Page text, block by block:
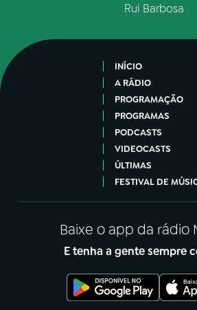
Rui Barbosa
INÍCIO
A RÁDIO
PROGRAMAÇÃO
PROGRAMAS
PODCASTS
VIDEOCASTS
ÚLTIMAS
FESTIVAL DE
Baixe o app da rádio
E tenha a gente sempre